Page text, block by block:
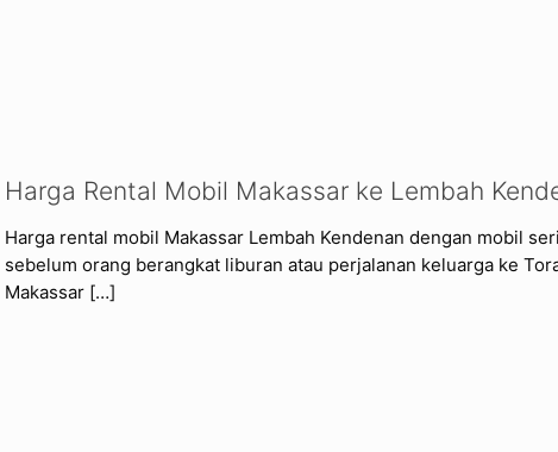
Harga Rental Mobil Makassar ke Lembah
Harga rental mobil Makassar Lembah Kendenan dengan mobil
sebelum orang berangkat liburan atau perjalanan keluarga ke
Makassar […]